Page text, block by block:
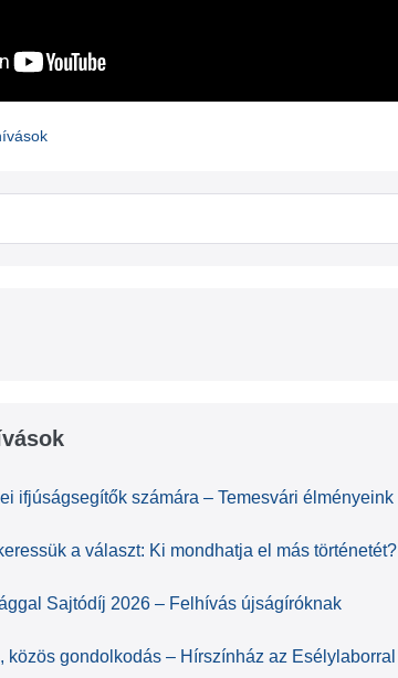
ifjúságsegítők számára – Temesvári élményeink
a választ: Ki mondhatja el más történetét?
Sajtódíj 2026 – Felhívás újságíróknak
közös gondolkodás – Hírszínház az Esélylaborral